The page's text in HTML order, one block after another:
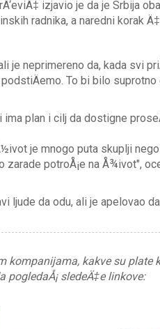
izjavio je da je Srbija
radnika, a naredni korak
je neprimereno da, kada svi
To bi bilo suprotno
ima plan i cilj da dostigne
je mnogo puta skuplji
potroÅ¡e na Å¾ivot",
ljude da odu, ali je apelovao
kompanijama, kakve su plate
pogledaÅ¡ sledeÄ‡e linkove: